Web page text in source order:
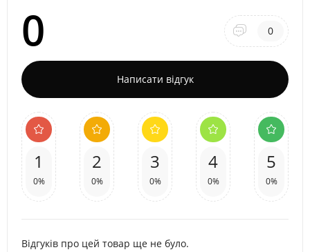
0 0
Написати відгук
1
0%
2
0%
3
0%
4
0%
5
0%
Відгуків про цей товар ще не було.